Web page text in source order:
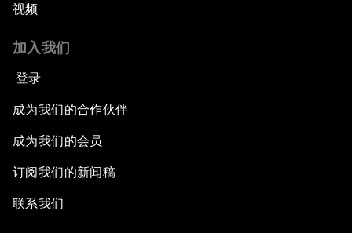
视频
加入我们
登录
成为我们的合作伙伴
成为我们的会员
订阅我们的新闻稿
联系我们